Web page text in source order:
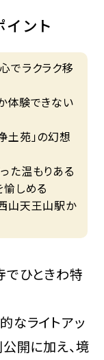
ント
でラクラク移
体験できない
土苑」の幻想
た温もりある
愉しめる
山天王山駅か
ひときわ特
なライトアッ
開に加え、境